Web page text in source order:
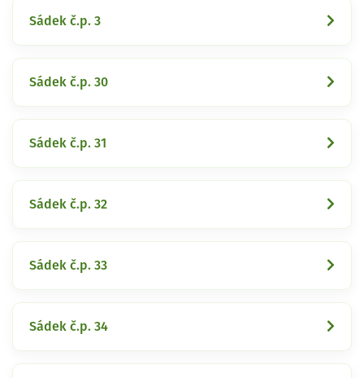
Sádek č.p. 3
Sádek č.p. 30
Sádek č.p. 31
Sádek č.p. 32
Sádek č.p. 33
Sádek č.p. 34